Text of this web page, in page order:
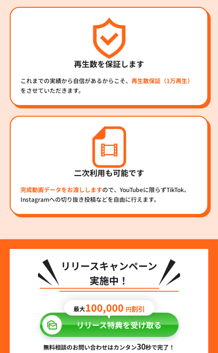
再生数を保証します
これまでの実績から自信があるからこそ、 再生数保証（1万再生）
をさせていただきます。
二次利用も可能です
完成動画データをお渡ししますので、YouTubeに限らずTikTok、
Instagramへの切り抜き投稿などを自由に行えます。
リリースキャンペーン
実施中！
最大100,000 円割引
リリース特典を受け取る
無料相談のお問い合わせはカンタン30秒で完了！